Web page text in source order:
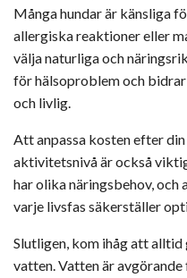
Många hundar är känsliga
allergiska reaktioner eller
välja naturliga och
för hälsoproblem och
och livlig.
Att anpassa kosten efter
aktivitetsnivå är också
har olika näringsbehov,
varje livsfas säkerställer
Slutligen, kom ihåg att
vatten. Vatten är